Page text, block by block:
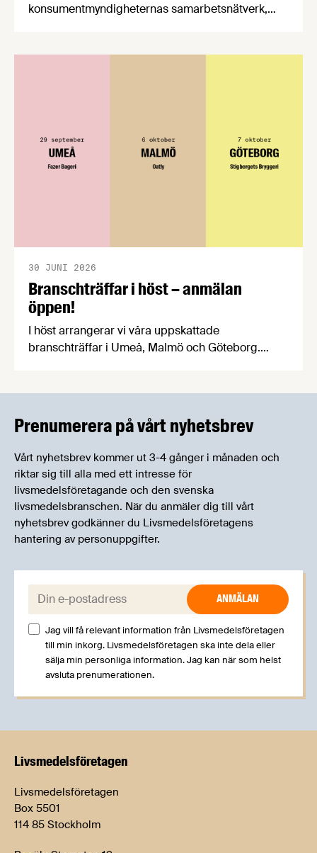
konsumentmyndigheternas samarbetsnätverk,
konsumentmaktsdirektivet. Livsmedelsföretagen
Branschträffar i höst – anmälan
öppen!
30 JUNI 2026
I höst arrangerar vi våra uppskattade
branschträffar i Umeå, Malmö och Göteborg.
kan träffa branschkollegor och utbyta
Prenumerera på vårt nyhetsbrev
Vårt nyhetsbrev kommer ut 3-4 gånger i månaden och
riktar sig till alla med ett intresse för
livsmedelsföretagande och den svenska
livsmedelsbranschen. När du anmäler dig till vårt
nyhetsbrev godkänner du Livsmedelsföretagens
hantering av personuppgifter.
E-post:
Jag vill få relevant information från Livsmedelsföretagen
till min inkorg. Livsmedelsföretagen ska inte dela eller
sälja min personliga information. Jag kan när som helst
avsluta prenumerationen.
Livsmedels­företagen
Livsmedelsföretagen
Box 5501
114 85 Stockholm